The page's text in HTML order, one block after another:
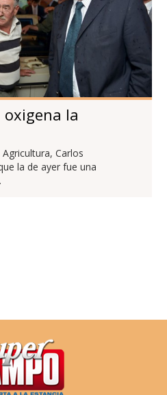
oxigena la
Carlos
la de ayer fue una